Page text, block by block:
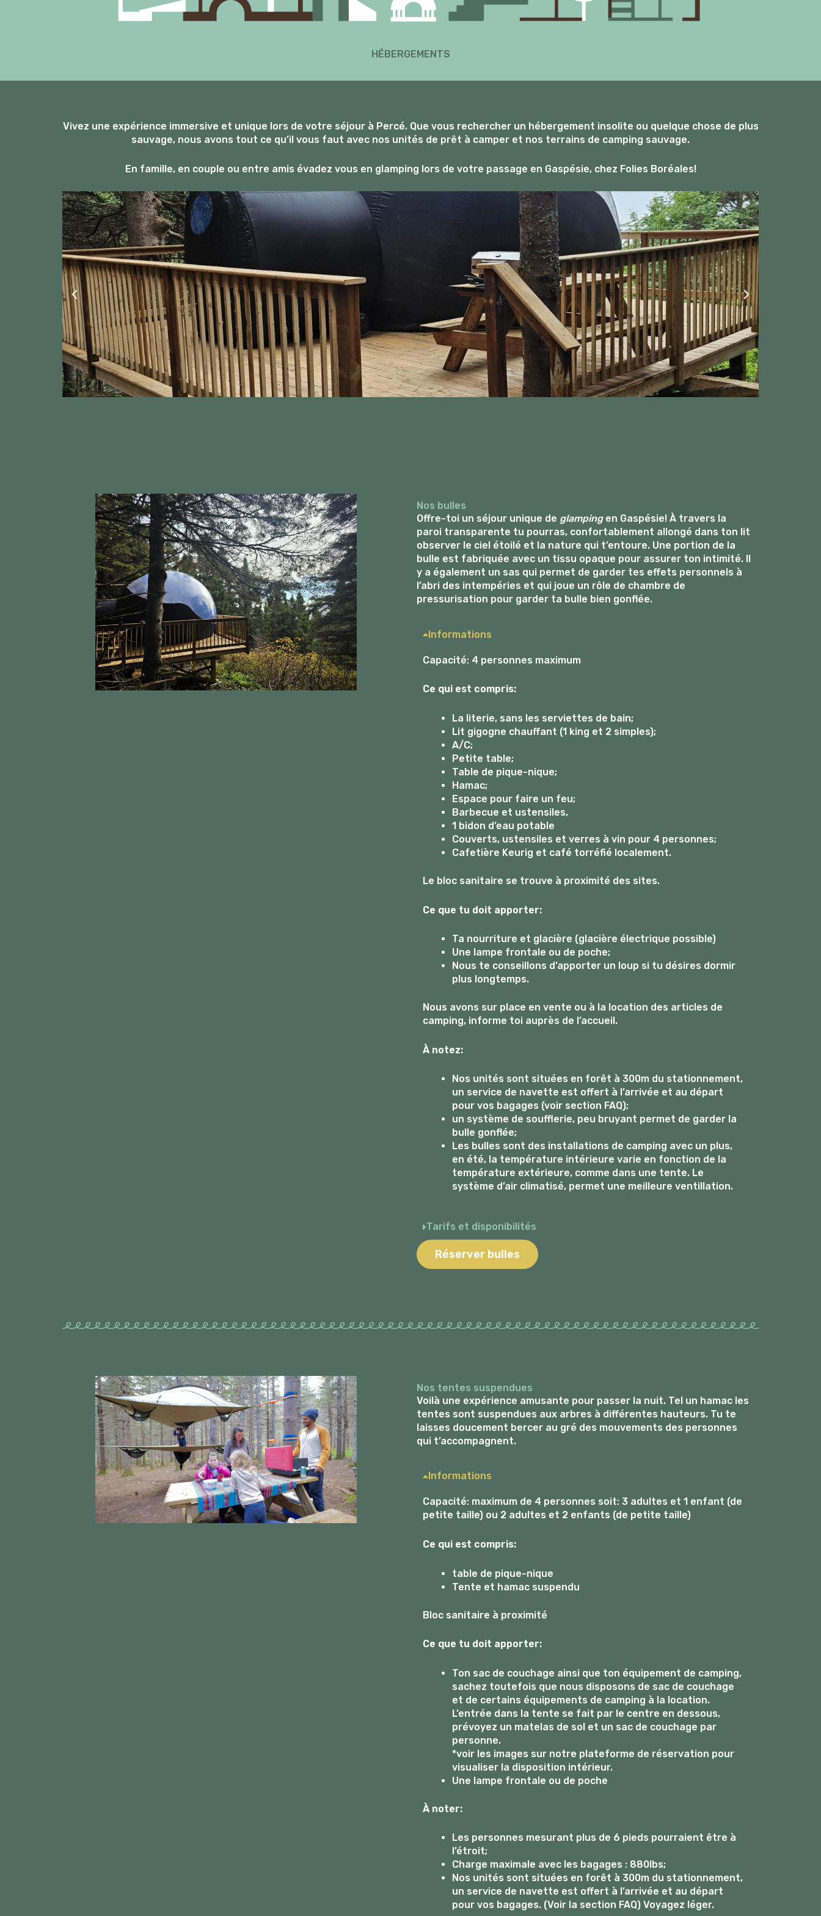
HÉBERGEMENTS
Vivez une expérience immersive et unique lors de votre séjour à Percé. Que vous rechercher un hébergement insolite ou quelque chose de plus
sauvage, nous avons tout ce qu’il vous faut avec nos unités de prêt à camper et nos terrains de camping sauvage.
En famille, en couple ou entre amis évadez vous en glamping lors de votre passage en Gaspésie, chez Folies Boréales!
Nos bulles
Offre-toi un séjour unique de glampingen Gaspésie! À travers la
paroi transparente tu pourras, confortablement allongé dans ton lit
observer le ciel étoilé et la nature qui t’entoure. Une portion de la
bulle est fabriquée avec un tissu opaque pour assurer ton intimité. Il
y a également un sas qui permet de garder tes effets personnels à
l’abri des intempéries et qui joue un rôle de chambre de
pressurisation pour garder ta bulle bien gonflée.
Informations
Capacité: 4 personnes maximum
Ce qui est compris:
La literie, sans les serviettes de bain;
Lit gigogne chauffant (1 king et 2 simples);
A/C;
Petite table;
Table de pique-nique;
Hamac;
Espace pour faire un feu;
Barbecue et ustensiles,
1 bidon d’eau potable
Couverts, ustensiles et verres à vin pour 4 personnes;
Cafetière Keurig et café torréfié localement.
Le bloc sanitaire se trouve à proximité des sites.
Ce que tu doit apporter:
Ta nourriture et glacière (glacière électrique possible)
Une lampe frontale ou de poche;
Nous te conseillons d’apporter un loup si tu désires dormir
plus longtemps.
Nous avons sur place en vente ou à la location des articles de
camping, informe toi auprès de l’accueil.
À notez:
Nos unités sont situées en forêt à 300m du stationnement,
un service de navette est offert à l’arrivée et au départ
pour vos bagages (voir section FAQ);
un système de soufflerie, peu bruyant permet de garder la
bulle gonflée;
Les bulles sont des installations de camping avec un plus,
en été, la température intérieure varie en fonction de la
température extérieure, comme dans une tente. Le
système d’air climatisé, permet une meilleure ventillation.
Tarifs et disponibilités
Réserver bulles
Nos tentes suspendues
Voilà une expérience amusante pour passer la nuit. Tel un hamac les
tentes sont suspendues aux arbres à différentes hauteurs. Tu te
laisses doucement bercer au gré des mouvements des personnes
qui t’accompagnent.
Informations
Capacité: maximum de 4 personnes soit: 3 adultes et 1 enfant (de
petite taille) ou 2 adultes et 2 enfants (de petite taille)
Ce qui est compris:
table de pique-nique
Tente et hamac suspendu
Bloc sanitaire à proximité
Ce que tu doit apporter:
Ton sac de couchage ainsi que ton équipement de camping,
sachez toutefois que nous disposons de sac de couchage
et de certains équipements de camping à la location.
L’entrée dans la tente se fait par le centre en dessous,
prévoyez un matelas de sol et un sac de couchage par
personne.
*voir les images sur notre plateforme de réservation pour
visualiser la disposition intérieur.
Une lampe frontale ou de poche
À noter:
Les personnes mesurant plus de 6 pieds pourraient être à
l’étroit;
Charge maximale avec les bagages : 880lbs;
Nos unités sont situées en forêt à 300m du stationnement,
un service de navette est offert à l’arrivée et au départ
pour vos bagages. (Voir la section FAQ) Voyagez léger.